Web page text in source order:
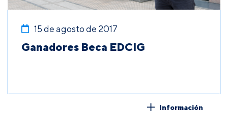
15 de agosto de 2017
Ganadores Beca EDCIG
Información